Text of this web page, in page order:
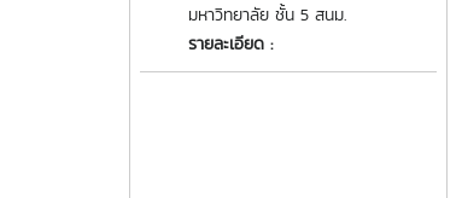
มหาวิทยาลัย ชั้น 5 สนม.
รายละเอียด :